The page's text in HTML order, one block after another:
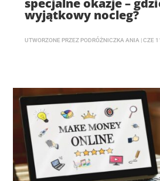
specjalne okazje –
wyjątkowy nocleg?
UTWORZONE PRZEZ PODRÓŻNICZKA ANIA |CZE